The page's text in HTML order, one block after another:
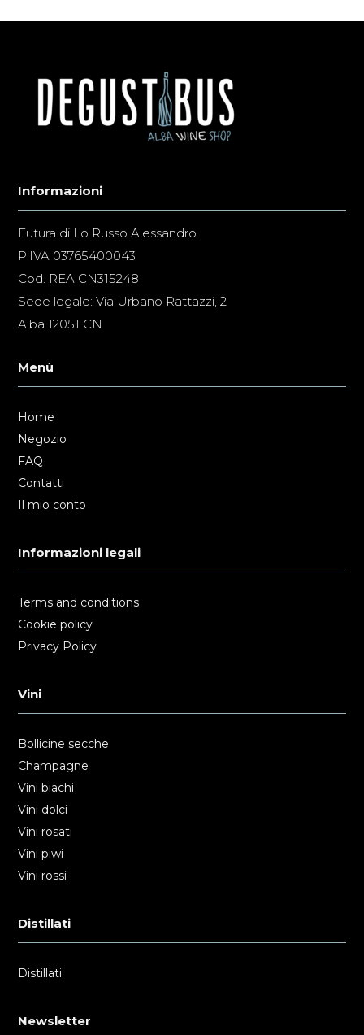
Informazioni
Futura di Lo Russo Alessandro
P.IVA 03765400043
Cod. REA CN315248
Sede legale: Via Urbano Rattazzi, 2
Alba 12051 CN
Menù
Home
Negozio
FAQ
Contatti
Il mio conto
Informazioni legali
Terms and conditions
Cookie policy
Privacy Policy
Vini
Bollicine secche
Champagne
Vini biachi
Vini dolci
Vini rosati
Vini piwi
Vini rossi
Distillati
Distillati
Newsletter